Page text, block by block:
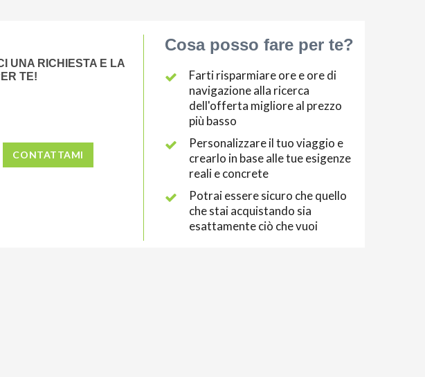
UNA RICHIESTA E LA
TE!
CONTATTAMI
Cosa posso fare per te?
Farti risparmiare ore e ore di
navigazione alla ricerca
dell'offerta migliore al prezzo
più basso
Personalizzare il tuo viaggio e
crearlo in base alle tue esigenze
reali e concrete
Potrai essere sicuro che quello
che stai acquistando sia
esattamente ciò che vuoi